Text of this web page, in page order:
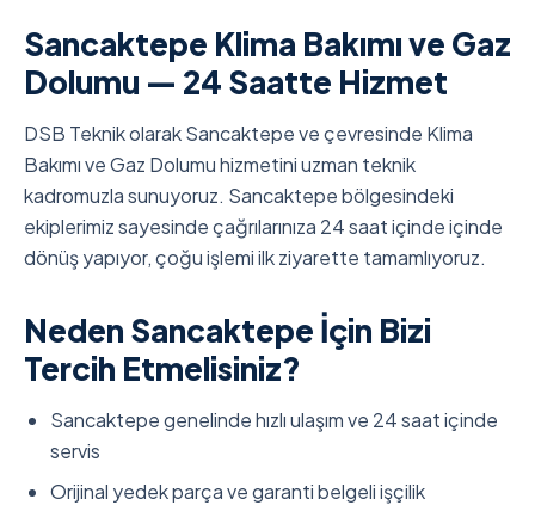
Sancaktepe Klima Bakımı ve Gaz
Dolumu — 24 Saatte Hizmet
DSB Teknik olarak Sancaktepe ve çevresinde Klima
Bakımı ve Gaz Dolumu hizmetini uzman teknik
kadromuzla sunuyoruz. Sancaktepe bölgesindeki
ekiplerimiz sayesinde çağrılarınıza 24 saat içinde içinde
dönüş yapıyor, çoğu işlemi ilk ziyarette tamamlıyoruz.
Neden Sancaktepe İçin Bizi
Tercih Etmelisiniz?
Sancaktepe genelinde hızlı ulaşım ve 24 saat içinde
servis
Orijinal yedek parça ve garanti belgeli işçilik